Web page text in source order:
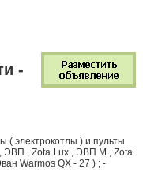
-
электрокотлы ) и пульты
, ЭВП , Zota Lux , ЭВП М , Zota
Warmos QX - 27 ) ; -